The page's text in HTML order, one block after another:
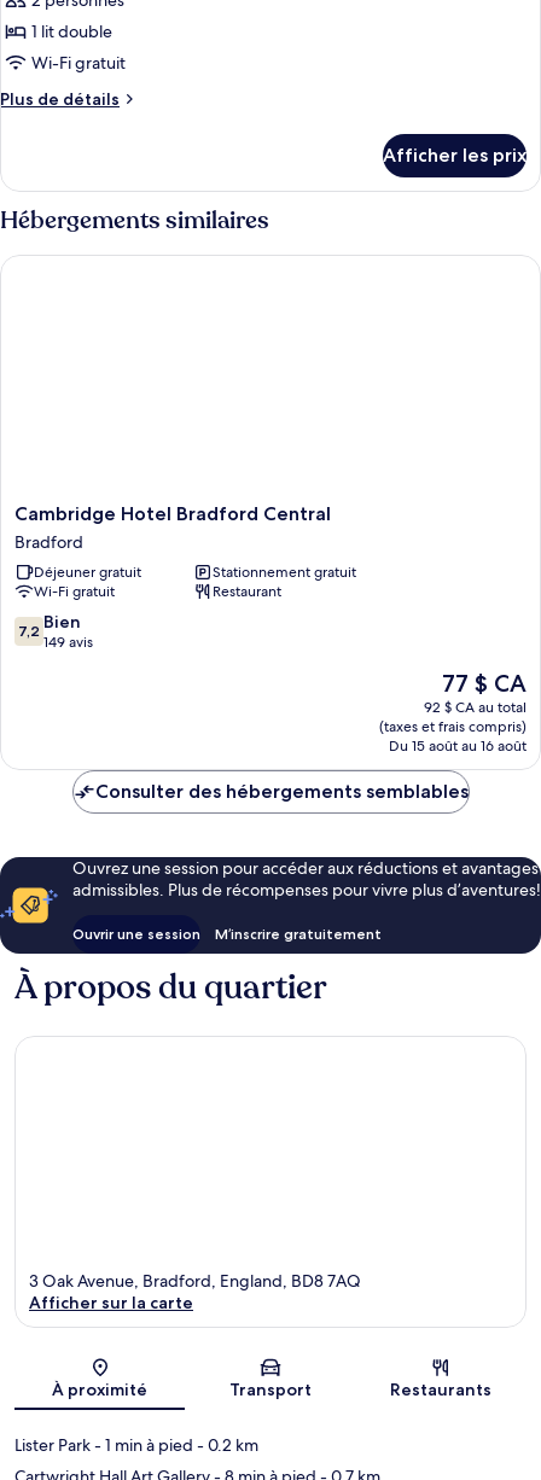
ce
type
chambre :
1 lit double
Wi-Fi gratuit
Plus de détails
Plus
Suite
Afficher les prix
Hébergements similaires
Cambridge
Hotel
Bradford
Central
Bradford
Cambridge Hotel Bradford Central
Bradford
Déjeuner gratuit
Stationnement gratuit
Wi-Fi gratuit
Restaurant
7.2
sur
7,2 Bien
149 avis
Le
prix
est
de
77 $ CA
77 $ CA
92 $ CA au total
(taxes et frais compris)
Du 15 août au 16 août
Cambridge Hotel Bradford Central
Consulter des hébergements semblables
Ouvrez une session pour accéder aux réductions et avantages
admissibles. Plus de récompenses pour vivre plus d’aventures!
Ouvrir une session M’inscrire gratuitement
À propos du quartier
Carte
3 Oak Avenue, Bradford, England, BD8 7AQ
Afficher sur la carte
À proximité Transport Restaurants
Lister Park- 1 min à pied - 0.2 km